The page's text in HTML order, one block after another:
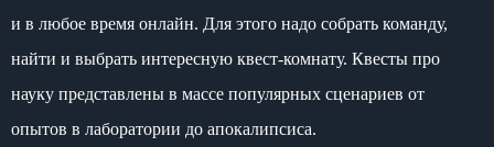
и в любое время онлайн. Для этого надо собрать команду,
найти и выбрать интересную квест-комнату. Квесты про
науку представлены в массе популярных сценариев от
опытов в лаборатории до апокалипсиса.